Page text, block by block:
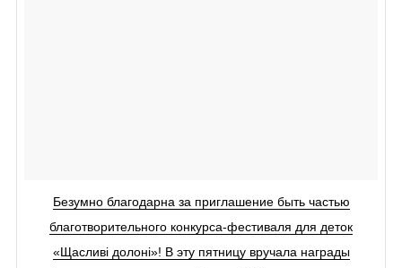
Безумно благодарна за приглашение быть частью
благотворительного конкурса-фестиваля для деток
«Щасливі долоні»! В эту пятницу вручала награды